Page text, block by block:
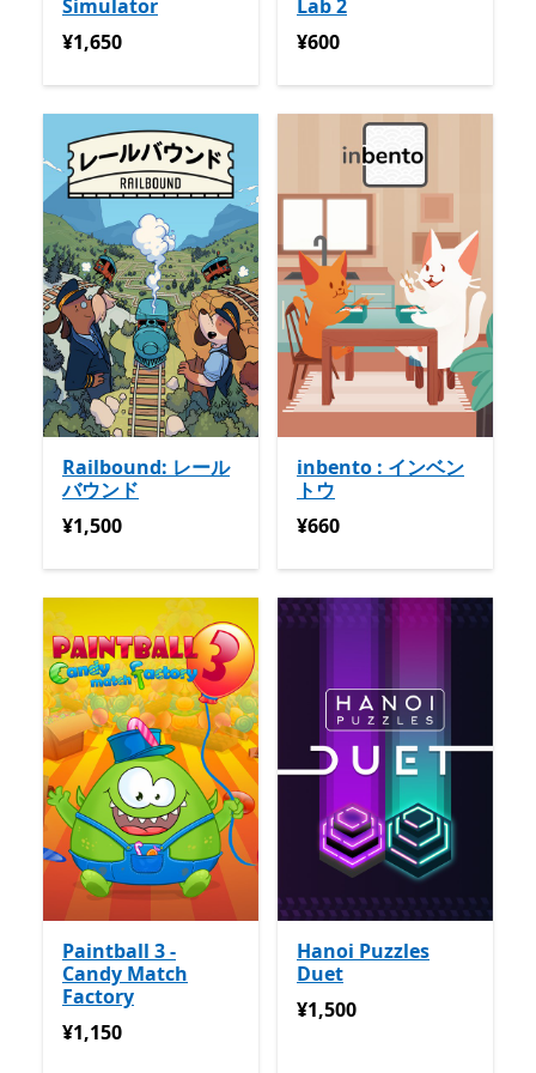
Simulator
¥1,650
¥1,650
Lab 2
¥600
¥600
Railbound: レール
バウンド
¥1,500
¥1,500
inbento : インベン
トウ
¥660
¥660
Paintball 3 -
Candy Match
Factory
¥1,150
¥1,150
Hanoi Puzzles
Duet
¥1,500
¥1,500